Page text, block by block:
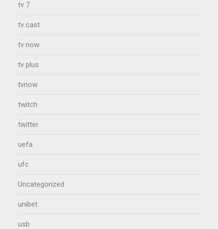
tv 7
tv cast
tv now
tv plus
tvnow
twitch
twitter
uefa
ufc
Uncategorized
unibet
usb